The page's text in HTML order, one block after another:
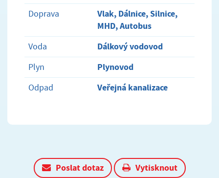
Doprava
Vlak, Dálnice, Silnice,
MHD, Autobus
Voda Dálkový vodovod
Plyn Plynovod
Odpad Veřejná kanalizace
Poslat dotaz Vytisknout